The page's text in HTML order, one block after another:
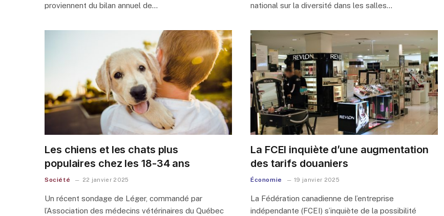
proviennent du bilan annuel de…
national sur la diversité dans les salles…
Les chiens et les chats plus
populaires chez les 18-34 ans
Société 22 janvier 2025
Un récent sondage de Léger, commandé par
l’Association des médecins vétérinaires du Québec
La FCEI inquiète d’une augmentation
des tarifs douaniers
Économie 19 janvier 2025
La Fédération canadienne de l’entreprise
indépendante (FCEI) s’inquiète de la possibilité